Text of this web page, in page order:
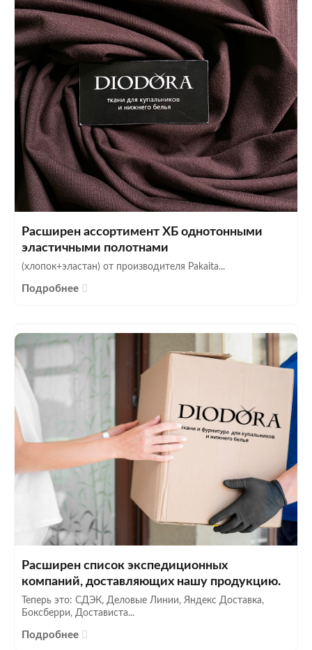
Расширен ассортимент ХБ однотонными
эластичными полотнами
(хлопок+эластан) от производителя Pakaita...
Подробнее
Расширен список экспедиционных
компаний, доставляющих нашу продукцию.
Теперь это: СДЭК, Деловые Линии, Яндекс Доставка,
Боксберри, Достависта...
Подробнее